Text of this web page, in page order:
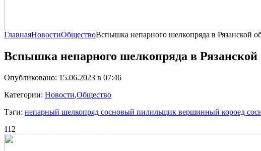
ГлавнаяНовостиОбществоВспышка непарного шелкопряда в Рязанской
Вспышка непарного шелкопряда в Рязанской
Опубликовано: 15.06.2023 в 07:46
Категории: Новости,Общество
Тэги: непарный шелкопряд сосновый пилильщик вершинный короед
112